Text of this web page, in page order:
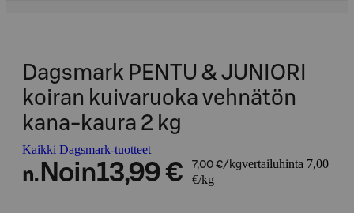
Dagsmark PENTU & JUNIORI
koiran kuivaruoka vehnätön
kana-kaura 2 kg
Kaikki Dagsmark-tuotteet
n. Noin13,99 € 7,00 €/kgvertailuhinta 7,00
€/kg